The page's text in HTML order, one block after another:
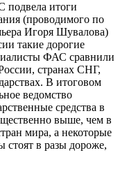
подвела итоги
(проводимого по
Игоря Шувалова)
такие дорогие
ФАС сравнили
странах СНГ,
В итоговом
ведомство
средства в
выше, чем в
мира, а некоторые
стоят в разы дороже,